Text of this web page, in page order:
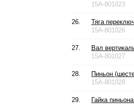
15A-801023
26.
Тяга
15A-801026
27.
Вал
15A-801027
28.
Пиньон
15A-801028
29.
Гайка